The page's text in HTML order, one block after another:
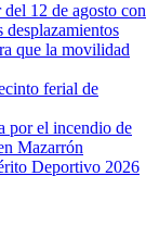
12 de agosto con
que la movilidad
ferial de
por el incendio de
Mazarrón
Deportivo 2026